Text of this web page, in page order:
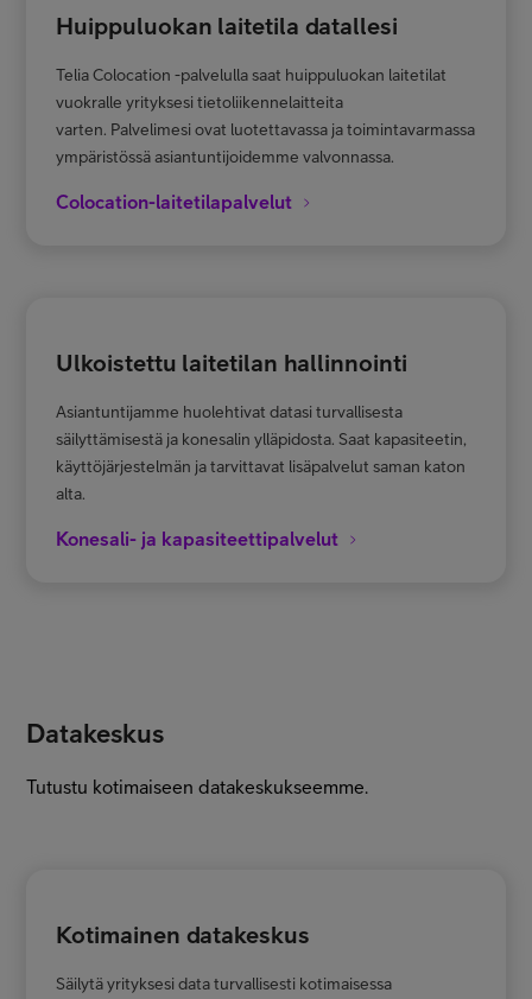
Huippuluokan laitetila datallesi
Telia Colocation -palvelulla saat huippuluokan laitetilat
vuokralle yrityksesi tietoliikennelaitteita
varten. Palvelimesi ovat luotettavassa ja toimintavarmassa
ympäristössä asiantuntijoidemme valvonnassa.
Colocation-laitetilapalvelut
Ulkoistettu laitetilan hallinnointi
Asiantuntijamme huolehtivat datasi turvallisesta
säilyttämisestä ja konesalin ylläpidosta. Saat kapasiteetin,
käyttöjärjestelmän ja tarvittavat lisäpalvelut saman katon
alta.
Konesali- ja kapasiteettipalvelut
Datakeskus
Tutustu kotimaiseen datakeskukseemme.
Kotimainen datakeskus
Säilytä yrityksesi data turvallisesti kotimaisessa